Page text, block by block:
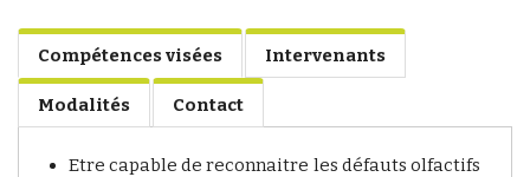
Compétences visées Intervenants
Modalités Contact
Etre capable de reconnaitre les défauts olfactifs